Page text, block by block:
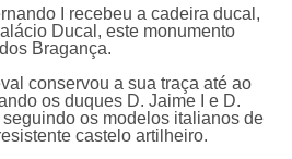
I recebeu a cadeira ducal,
Ducal, este monumento
Bragança.
conservou a sua traça até ao
os duques D. Jaime I e D.
os modelos italianos de
castelo artilheiro.